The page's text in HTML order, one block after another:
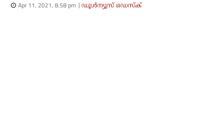
Apr 11, 2021, 8:58 pm ഡൂള്‍ന്യൂസ് ഡെസ്‌ക്